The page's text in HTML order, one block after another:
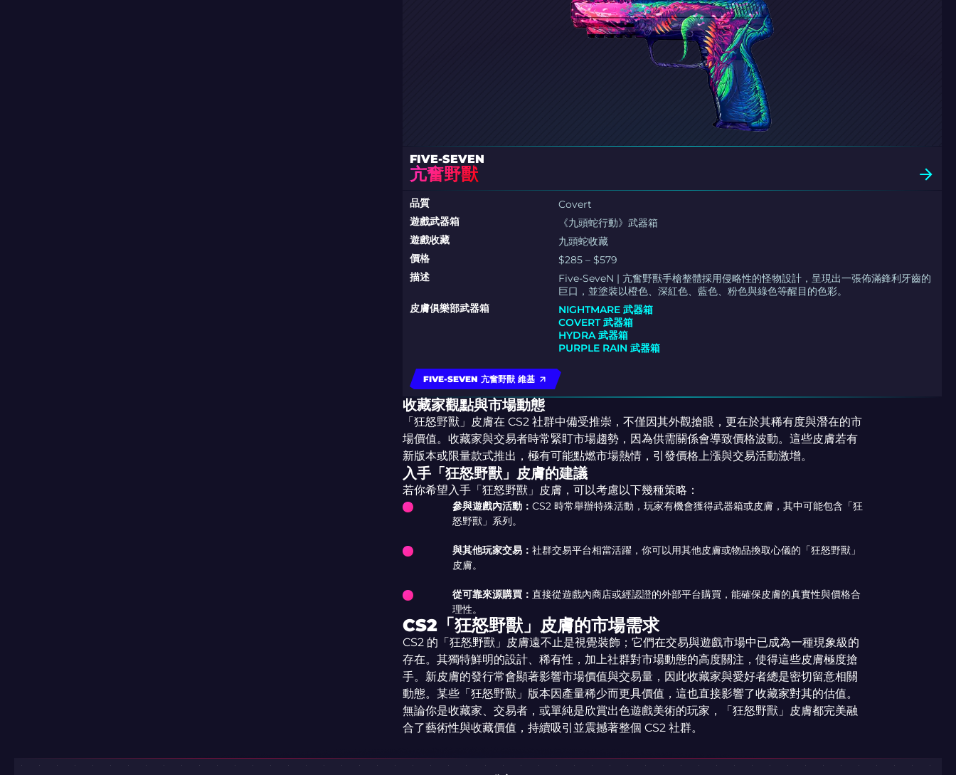
FIVE-SEVEN
亢奮野獸
品質
Covert
遊戲武器箱
《九頭蛇行動》武器箱
遊戲收藏
九頭蛇收藏
價格
$285 – $579
描述
Five-SeveN | 亢奮野獸手槍整體採用侵略性的怪物設計，呈現出一張佈滿鋒利牙齒的
巨口，並塗裝以橙色、深紅色、藍色、粉色與綠色等醒目的色彩。
皮膚俱樂部武器箱
NIGHTMARE 武器箱
COVERT 武器箱
HYDRA 武器箱
PURPLE RAIN 武器箱
FIVE-SEVEN 亢奮野獸 維基
收藏家觀點與市場動態
「狂怒野獸」皮膚在 CS2 社群中備受推崇，不僅因其外觀搶眼，更在於其稀有度與潛在的市
場價值。收藏家與交易者時常緊盯市場趨勢，因為供需關係會導致價格波動。這些皮膚若有
新版本或限量款式推出，極有可能點燃市場熱情，引發價格上漲與交易活動激增。
入手「狂怒野獸」皮膚的建議
若你希望入手「狂怒野獸」皮膚，可以考慮以下幾種策略：
參與遊戲內活動： CS2 時常舉辦特殊活動，玩家有機會獲得武器箱或皮膚，其中可能包含「狂
怒野獸」系列。
與其他玩家交易： 社群交易平台相當活躍，你可以用其他皮膚或物品換取心儀的「狂怒野獸」
皮膚。
從可靠來源購買： 直接從遊戲內商店或經認證的外部平台購買，能確保皮膚的真實性與價格合
理性。
CS2「狂怒野獸」皮膚的市場需求
CS2 的「狂怒野獸」皮膚遠不止是視覺裝飾；它們在交易與遊戲市場中已成為一種現象級的
存在。其獨特鮮明的設計、稀有性，加上社群對市場動態的高度關注，使得這些皮膚極度搶
手。新皮膚的發行常會顯著影響市場價值與交易量，因此收藏家與愛好者總是密切留意相關
動態。某些「狂怒野獸」版本因產量稀少而更具價值，這也直接影響了收藏家對其的估值。
無論你是收藏家、交易者，或單純是欣賞出色遊戲美術的玩家，「狂怒野獸」皮膚都完美融
合了藝術性與收藏價值，持續吸引並震撼著整個 CS2 社群。